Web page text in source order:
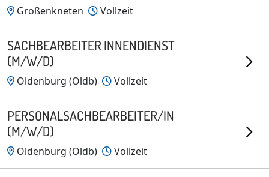
Großenkneten Vollzeit
SACHBEARBEITER INNENDIENST
(M/W/D)
Oldenburg (Oldb) Vollzeit
PERSONALSACHBEARBEITER/IN
(M/W/D)
Oldenburg (Oldb) Vollzeit